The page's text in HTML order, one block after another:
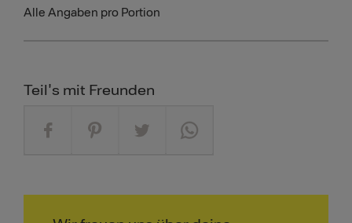
Alle Angaben pro Portion
Teil's mit Freunden